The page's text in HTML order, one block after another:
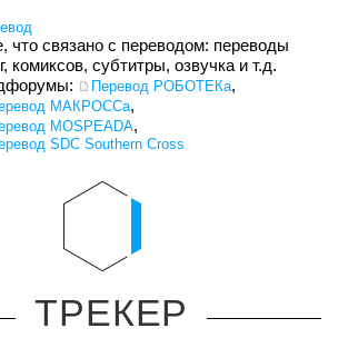
что связано с переводом: переводы
комиксов, субтитры, озвучка и т.д.
Перевод РОБОТЕКа,
МАКРОССа,
MOSPEADA,
SDC Southern Cross
ТРЕКЕР